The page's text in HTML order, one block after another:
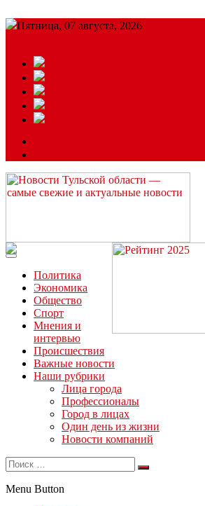
Пятница, 07 августа, 2026
Читайте последние новости дня в
“ЗаНовомосковск”
Политика
Экономика
Общество
Спорт
Мнения и
интервью
Происшествия
Важные новости
Наши рубрики
Лица города
Профессионалы
Город в лицах
Один день из жизни
Новости компаний
Menu Button